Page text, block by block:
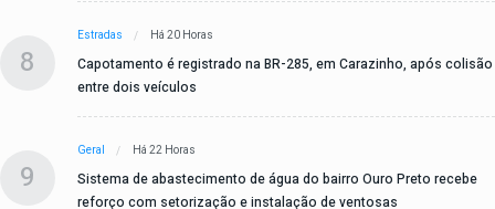
8
Estradas Há 20 Horas
Capotamento é registrado na BR-285, em Carazinho, após colisão
entre dois veículos
9
Geral Há 22 Horas
Sistema de abastecimento de água do bairro Ouro Preto recebe
reforço com setorização e instalação de ventosas